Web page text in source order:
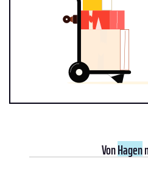
VonHagen